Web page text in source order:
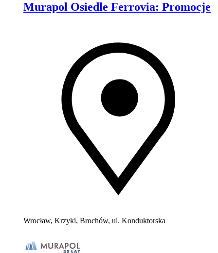
Murapol Osiedle Ferrovia: Promocje
Wrocław, Krzyki, Brochów, ul. Konduktorska